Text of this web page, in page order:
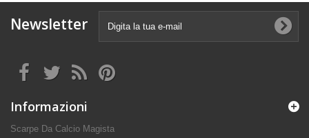
Newsletter
Informazioni
Scarpe Da Calcio Magista